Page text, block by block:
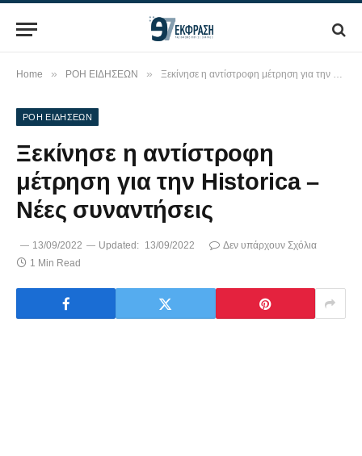
Home » ΡΟΗ ΕΙΔΗΣΕΩΝ » Ξεκίνησε η αντίστροφη μέτρηση για την Historica – Νέες συναντήσεις
ΡΟΗ ΕΙΔΗΣΕΩΝ
Ξεκίνησε η αντίστροφη
μέτρηση για την Historica –
Νέες συναντήσεις
13/09/2022 Updated: 13/09/2022
Δεν υπάρχουν Σχόλια
1 Min Read